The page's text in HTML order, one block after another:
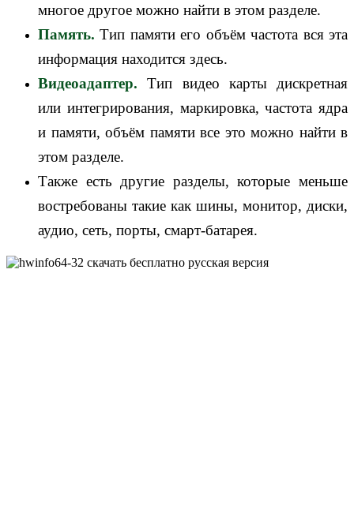
многое другое можно найти в этом разделе.
Память. Тип памяти его объём частота вся эта
информация находится здесь.
Видеоадаптер.Тип видео карты дискретная
или интегрирования, маркировка, частота ядра
и памяти, объём памяти все это можно найти в
этом разделе.
Также есть другие разделы, которые меньше
востребованы такие как шины, монитор, диски,
аудио, сеть, порты, смарт-батарея.